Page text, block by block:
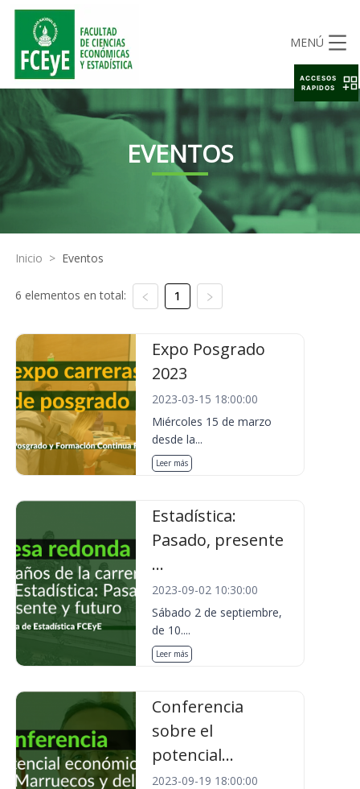
MENÚ
EVENTOS
Inicio > Eventos
6 elementos en total: 1
Expo Posgrado
2023
2023-03-15 18:00:00
Miércoles 15 de marzo
desde la...
Leer más
Estadística:
Pasado, presente
...
2023-09-02 10:30:00
Sábado 2 de septiembre,
de 10....
Leer más
Conferencia
sobre el
potencial...
2023-09-19 18:00:00
ACCESOS
RAPIDOS